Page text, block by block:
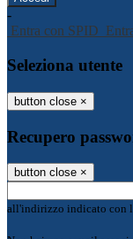
-
Entra con SPID
Seleziona utente
button close ×
Recupero
button close ×
all'indirizzo indicato con